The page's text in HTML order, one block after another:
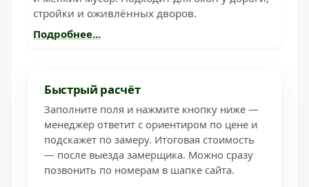
стройки и оживлённых дворов.
Подробнее...
Быстрый расчёт
Заполните поля и нажмите кнопку ниже —
менеджер ответит с ориентиром по цене и
подскажет по замеру. Итоговая стоимость
— после выезда замерщика. Можно сразу
позвонить по номерам в шапке сайта.